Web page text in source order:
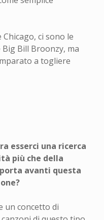
Chicago, ci sono le
Bill Broonzy, ma
a togliere
esserci una ricerca
più che della
avanti questa
un concetto di